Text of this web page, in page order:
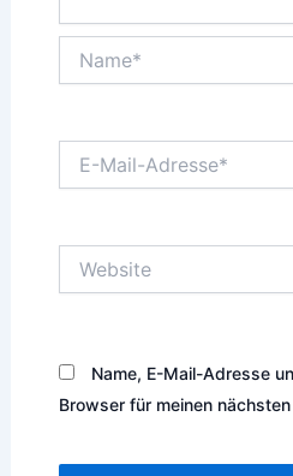
Mail-
Name, E-Mail-Adresse
Browser für meinen